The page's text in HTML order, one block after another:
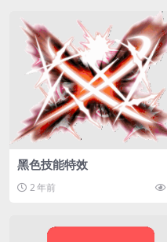
黑色技能特效
2 年前